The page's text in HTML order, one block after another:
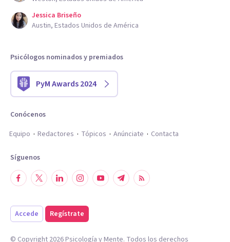
Jessica Briseño
Austin, Estados Unidos de América
Psicólogos nominados y premiados
PyM Awards 2024
Conócenos
Equipo
Redactores Tópicos Anúnciate Contacta
Síguenos
Accede Regístrate
© Copyright 2026Psicología y Mente. Todos los derechos